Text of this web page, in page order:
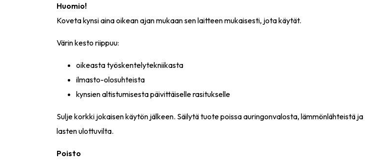
Huomio!
Koveta kynsi aina oikean ajan mukaan sen laitteen mukaisesti, jota käytät.
Värin kesto riippuu:
oikeasta työskentelytekniikasta
ilmasto-olosuhteista
kynsien altistumisesta päivittäiselle rasitukselle
Sulje korkki jokaisen käytön jälkeen. Säilytä tuote poissa auringonvalosta, lämmönlähteistä ja
lasten ulottuvilta.
Poisto